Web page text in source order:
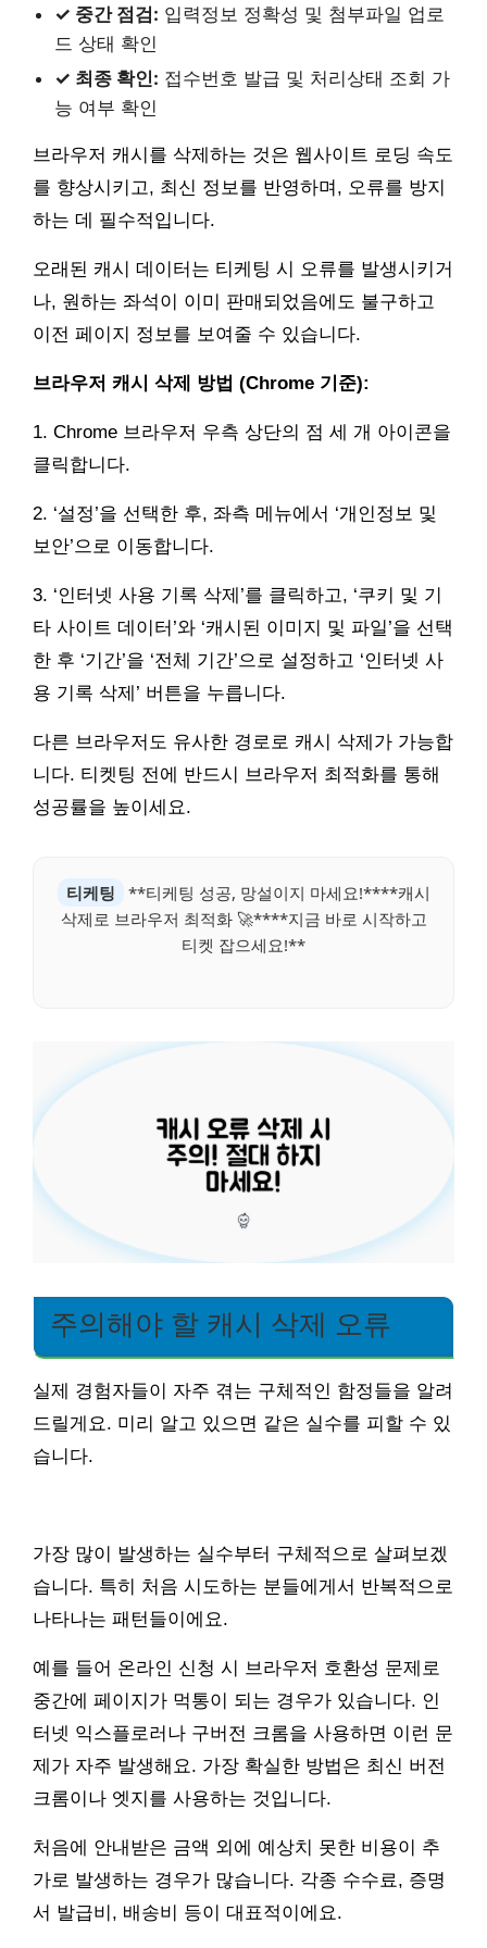
✓ 중간 점검: 입력정보 정확성 및 첨부파일 업로
드 상태 확인
✓ 최종 확인: 접수번호 발급 및 처리상태 조회 가
능 여부 확인
브라우저 캐시를 삭제하는 것은 웹사이트 로딩 속도
를 향상시키고, 최신 정보를 반영하며, 오류를 방지
하는 데 필수적입니다.
오래된 캐시 데이터는 티케팅 시 오류를 발생시키거
나, 원하는 좌석이 이미 판매되었음에도 불구하고
이전 페이지 정보를 보여줄 수 있습니다.
브라우저 캐시 삭제 방법 (Chrome 기준):
1. Chrome 브라우저 우측 상단의 점 세 개 아이콘을
클릭합니다.
2. ‘설정’을 선택한 후, 좌측 메뉴에서 ‘개인정보 및
보안’으로 이동합니다.
3. ‘인터넷 사용 기록 삭제’를 클릭하고, ‘쿠키 및 기
타 사이트 데이터’와 ‘캐시된 이미지 및 파일’을 선택
한 후 ‘기간’을 ‘전체 기간’으로 설정하고 ‘인터넷 사
용 기록 삭제’ 버튼을 누릅니다.
다른 브라우저도 유사한 경로로 캐시 삭제가 가능합
니다. 티켓팅 전에 반드시 브라우저 최적화를 통해
성공률을 높이세요.
티케팅
**티케팅 성공, 망설이지 마세요!****캐시
삭제로 브라우저 최적화 🚀****지금 바로 시작하고
티켓 잡으세요!**
주의해야 할 캐시 삭제 오류
실제 경험자들이 자주 겪는 구체적인 함정들을 알려
드릴게요. 미리 알고 있으면 같은 실수를 피할 수 있
습니다.
가장 많이 발생하는 실수부터 구체적으로 살펴보겠
습니다. 특히 처음 시도하는 분들에게서 반복적으로
나타나는 패턴들이에요.
예를 들어 온라인 신청 시 브라우저 호환성 문제로
중간에 페이지가 먹통이 되는 경우가 있습니다. 인
터넷 익스플로러나 구버전 크롬을 사용하면 이런 문
제가 자주 발생해요. 가장 확실한 방법은 최신 버전
크롬이나 엣지를 사용하는 것입니다.
처음에 안내받은 금액 외에 예상치 못한 비용이 추
가로 발생하는 경우가 많습니다. 각종 수수료, 증명
서 발급비, 배송비 등이 대표적이에요.